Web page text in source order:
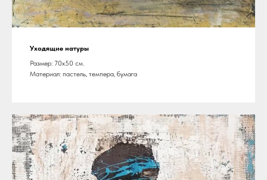
Уходящие натуры
Размер: 70х50 см.
Материал: пастель, темпера, бумага